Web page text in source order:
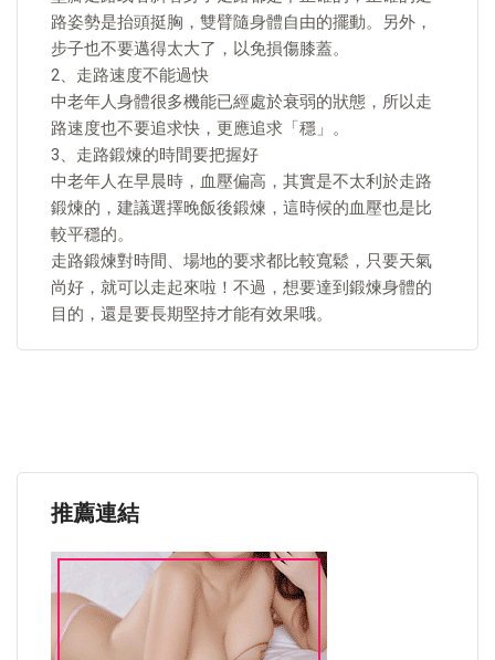
路姿勢是抬頭挺胸，雙臂隨身體自由的擺動。另外，
步子也不要邁得太大了，以免損傷膝蓋。
2、走路速度不能過快
中老年人身體很多機能已經處於衰弱的狀態，所以走
路速度也不要追求快，更應追求「穩」。
3、走路鍛煉的時間要把握好
中老年人在早晨時，血壓偏高，其實是不太利於走路
鍛煉的，建議選擇晚飯後鍛煉，這時候的血壓也是比
較平穩的。
走路鍛煉對時間、場地的要求都比較寬鬆，只要天氣
尚好，就可以走起來啦！不過，想要達到鍛煉身體的
目的，還是要長期堅持才能有效果哦。
推薦連結